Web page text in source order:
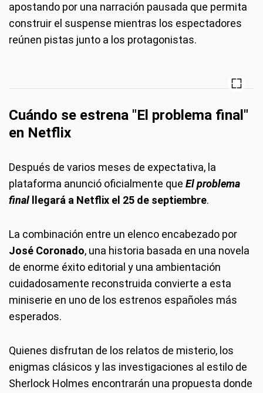
apostando por una narración pausada que permita
construir el suspense mientras los espectadores
reúnen pistas junto a los protagonistas.
Cuándo se estrena "El problema final"
en Netflix
Después de varios meses de expectativa, la
plataforma anunció oficialmente que El problema
final llegará a Netflix el 25 de septiembre.
La combinación entre un elenco encabezado por
José Coronado, una historia basada en una novela
de enorme éxito editorial y una ambientación
cuidadosamente reconstruida convierte a esta
miniserie en uno de los estrenos españoles más
esperados.
Quienes disfrutan de los relatos de misterio, los
enigmas clásicos y las investigaciones al estilo de
Sherlock Holmes encontrarán una propuesta donde